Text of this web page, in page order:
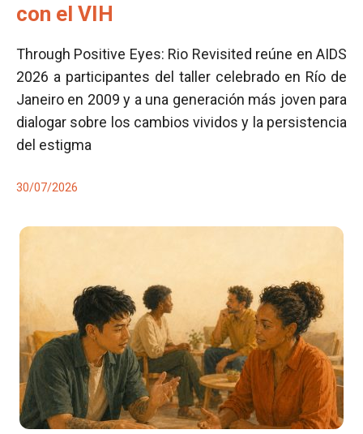
con el VIH
Through Positive Eyes: Rio Revisited reúne en AIDS
2026 a participantes del taller celebrado en Río de
Janeiro en 2009 y a una generación más joven para
dialogar sobre los cambios vividos y la persistencia
del estigma
30/07/2026